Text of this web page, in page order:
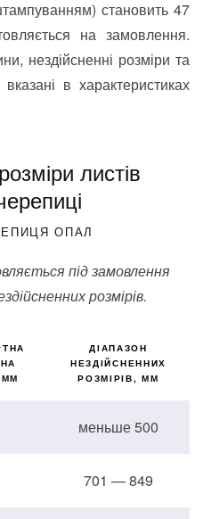
становить 47
на замовлення.
нездійсненні розміри та
в характеристиках
листів
ОПАЛ
під замовлення
розмірів.
ДІАПАЗОН
НЕЗДІЙСНЕННИХ
РОЗМІРІВ, ММ
меньше 500
701 — 849